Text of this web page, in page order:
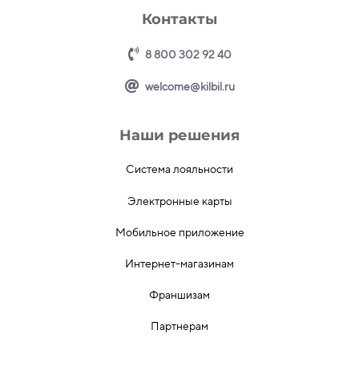
Контакты
8 800 302 92 40
welcome@kilbil.ru
Наши решения
Система лояльности
Электронные карты
Мобильное приложение
Интернет-магазинам
Франшизам
Партнерам